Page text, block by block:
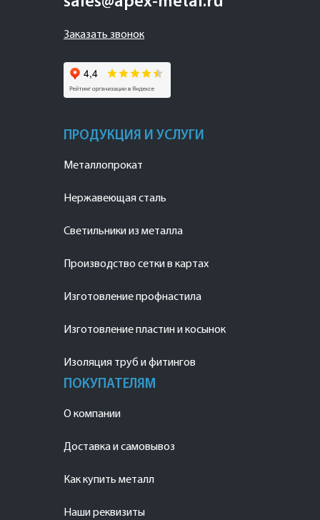
Заказать звонок
ПРОДУКЦИЯ И УСЛУГИ
Металлопрокат
Нержавеющая сталь
Светильники из металла
Производство сетки в картах
Изготовление профнастила
Изготовление пластин и косынок
Изоляция труб и фитингов
ПОКУПАТЕЛЯМ
О компании
Доставка и самовывоз
Как купить металл
Наши реквизиты